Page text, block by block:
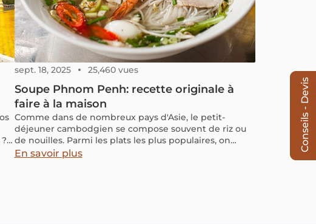
sept. 18, 2025 25,460 vues
Soupe Phnom Penh: recette originale à
faire à la maison
Comme dans de nombreux pays d'Asie, le petit-
déjeuner cambodgien se compose souvent de riz ou
de nouilles. Parmi les plats les plus populaires, on
trouve le kuy teav ou la soupe Phnom Penh
En savoir plus
Conseils - Devis